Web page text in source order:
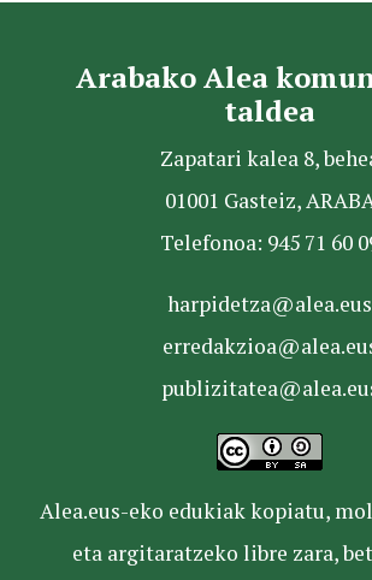
Arabako Alea
taldea
Zapatari kalea 8,
01001 Gasteiz,
Telefonoa: 945 71 60
harpidetza@alea.eus
Alea.eus-eko edukiak kopiatu,
eta argitaratzeko libre zara,